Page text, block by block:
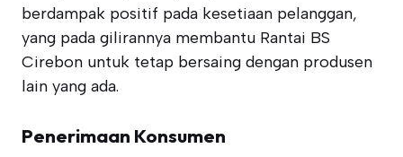
berdampak positif pada kesetiaan pelanggan,
yang pada gilirannya membantu Rantai BS
Cirebon untuk tetap bersaing dengan produsen
lain yang ada.
Penerimaan Konsumen